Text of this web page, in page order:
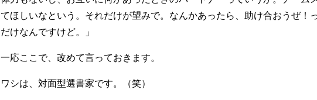
てほしいなという。それだけが望みで。なんかあったら、助け合おうぜ！
だけなんですけど。」
一応ここで、改めて言っておきます。
ワシは、対面型選書家です。（笑）